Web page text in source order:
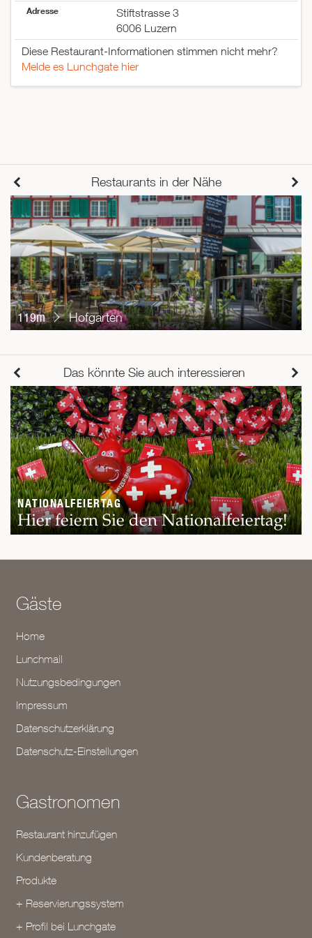
Adresse
Stiftstrasse 3
6006 Luzern
Diese Restaurant-Informationen stimmen nicht mehr?
Melde es Lunchgate hier
Restaurants in der Nähe
119m Hofgarten
Das könnte Sie auch interessieren
NATIONALFEIERTAG
Hier feiern Sie den Nationalfeiertag!
Gäste
Home
Lunchmail
Nutzungsbedingungen
Impressum
Datenschutzerklärung
Datenschutz-Einstellungen
Gastronomen
Restaurant hinzufügen
Kundenberatung
Produkte
+ Reservierungssystem
+ Profil bei Lunchgate